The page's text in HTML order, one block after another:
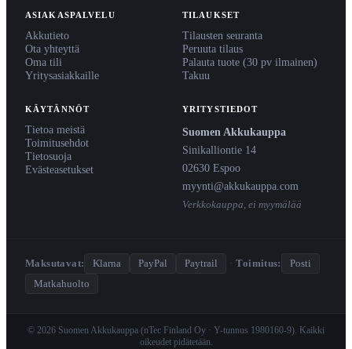
ASIAKASPALVELU
Akkutieto
Ota yhteyttä
Oma tili
Yritysasiakkaille
TILAUKSET
Tilausten seuranta
Peruuta tilaus
Palauta tuote (30 pv ilmainen)
Takuu
KÄYTÄNNÖT
Tietoa meistä
Toimitusehdot
Tietosuoja
Evästeasetukset
YRITYSTIEDOT
Suomen Akkukauppa
Sinikalliontie 14
02630 Espoo
myynti@akkukauppa.com
Verkkokauppa, ei myymälää
Maksutavat: Klarna PayPal Paytrail · Toimitus:
Posti
Matkahuolto
© 2026 Suomen Akkukauppa (nTec Finland Oy · Y-tunnus 1980160-9). Kaikki
oikeudet pidätetään.